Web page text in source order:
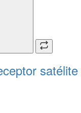
satélite